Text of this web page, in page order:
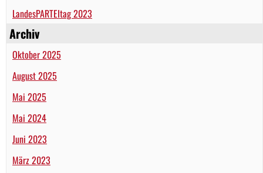
LandesPARTEItag 2023
Archiv
Oktober 2025
August 2025
Mai 2025
Mai 2024
Juni 2023
März 2023